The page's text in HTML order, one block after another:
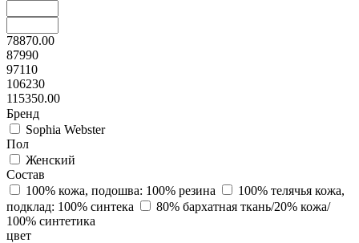
78870.00
87990
97110
106230
115350.00
Бренд
Sophia Webster
Пол
Женский
Состав
100% кожа, подошва: 100% резина
100% телячья кожа,
подклад: 100% синтека
80% бархатная ткань/20% кожа/
100% синтетика
цвет